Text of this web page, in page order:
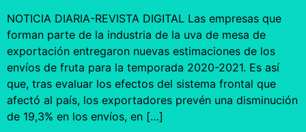
NOTICIA DIARIA-REVISTA DIGITAL Las empresas que
forman parte de la industria de la uva de mesa de
exportación entregaron nuevas estimaciones de los
envíos de fruta para la temporada 2020-2021. Es así
que, tras evaluar los efectos del sistema frontal que
afectó al país, los exportadores prevén una disminución
de 19,3% en los envíos, en […]